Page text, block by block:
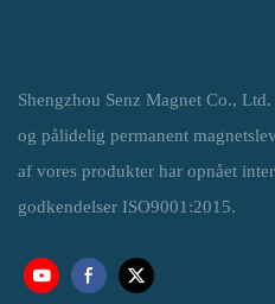
Shengzhou Senz Magnet Co.,
og pålidelig permanent
af vores produkter har opnået
godkendelser ISO9001:2015.